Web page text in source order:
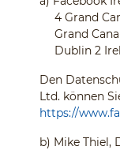
4 Grand
Grand
Dublin 2
Den
Ltd. können
https://
b) Mike Thiel,